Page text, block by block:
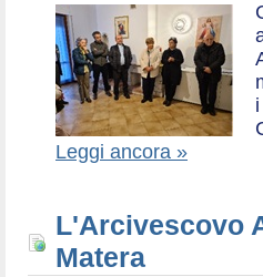
Leggi ancora »
L'Arcivescovo
Matera